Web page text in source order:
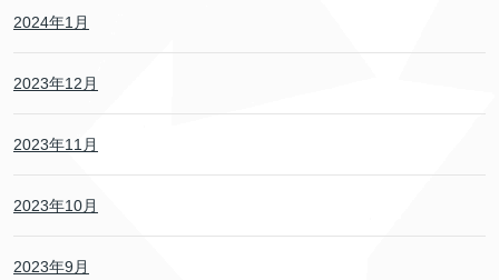
2024年1月
2023年12月
2023年11月
2023年10月
2023年9月